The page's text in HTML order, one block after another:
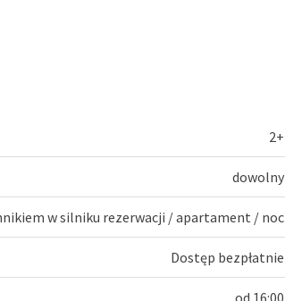
2+
dowolny
w silniku rezerwacji /apartament / noc
Dostęp bezpłatnie
od 16:00